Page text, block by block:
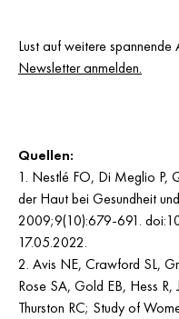
Lust auf weitere spannende
Newsletter anmelden.
Quellen:
1. Nestlé FO, Di Meglio P,
der Haut bei Gesundheit
2009;9(10):679-691.
17.05.2022.
2. Avis NE, Crawford SL,
Rose SA, Gold EB, Hess
Thurston RC; Study of